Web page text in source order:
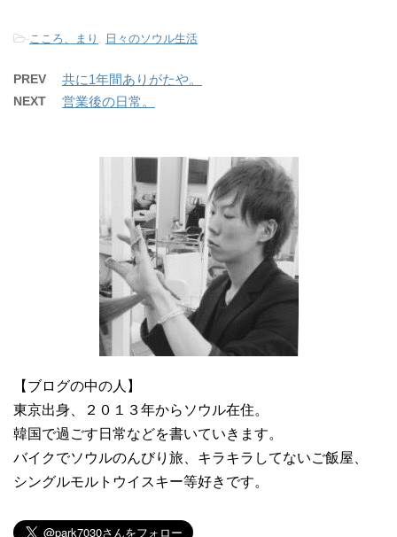
-こころ、まり , 日々のソウル生活
PREV 共に1年間ありがたや。
NEXT 営業後の日常。
【ブログの中の人】
東京出身、２０１３年からソウル在住。
韓国で過ごす日常などを書いていきます。
バイクでソウルのんびり旅、キラキラしてないご飯屋、
シングルモルトウイスキー等好きです。